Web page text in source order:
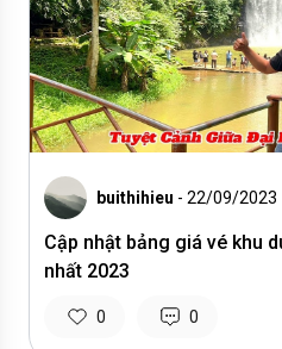
buithihieu - 22/09/2023
Cập nhật bảng giá vé khu
nhất 2023
0 0